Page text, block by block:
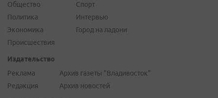
Общество
Политика
Экономика
Происшествия
Спорт
Интервью
Город на ладони
Издательство
Реклама
Редакция
Архив газеты "Владивосток"
Архив новостей